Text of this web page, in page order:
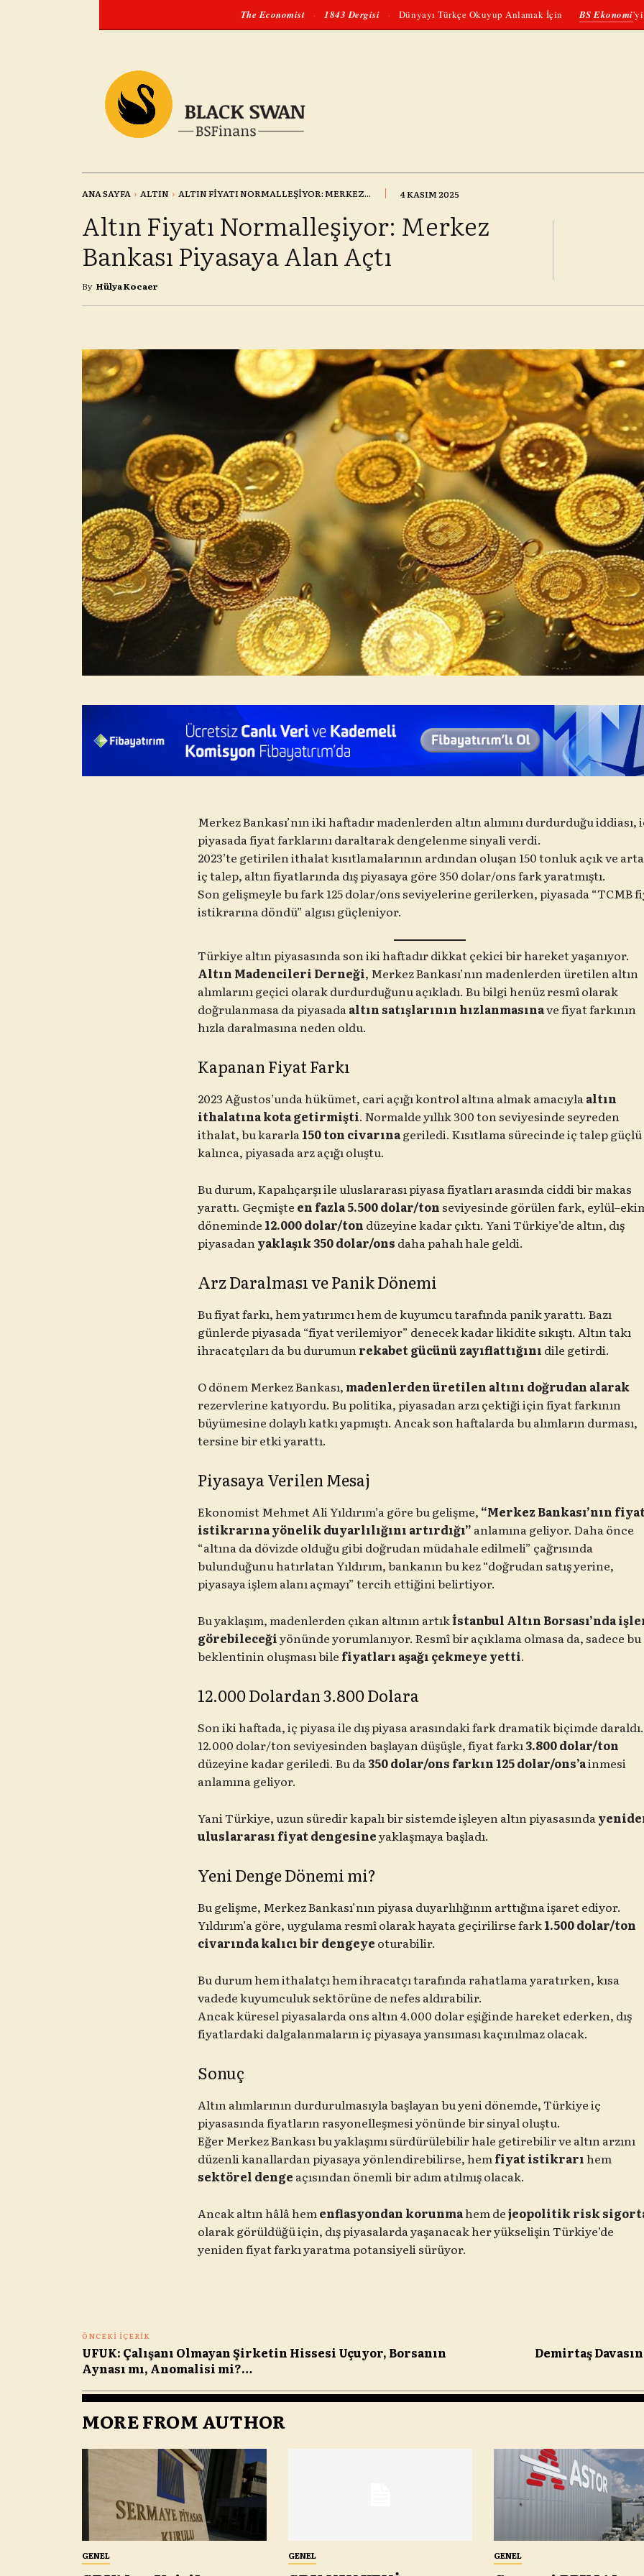
The Economist · 1843 Dergisi · Dünyayı Türkçe Okuyup Anlamak İçin BS Ekonomi
ANA SAYFA ALTIN ALTIN FIYATI NORMALLEŞIYOR: MERKEZ... 4 KASIM 2025
Altın Fiyatı Normalleşiyor: Merkez
Bankası Piyasaya Alan Açtı
By Hülya Kocaer
Merkez Bankası’nın iki haftadır madenlerden altın alımını durdurduğu iddiası,
piyasada fiyat farklarını daraltarak dengelenme sinyali verdi.
2023’te getirilen ithalat kısıtlamalarının ardından oluşan 150 tonluk açık ve
iç talep, altın fiyatlarında dış piyasaya göre 350 dolar/ons fark yaratmıştı.
Son gelişmeyle bu fark 125 dolar/ons seviyelerine gerilerken, piyasada “TCMB
istikrarına döndü” algısı güçleniyor.
Türkiye altın piyasasında son iki haftadır dikkat çekici bir hareket yaşanıyor.
Altın Madencileri Derneği, Merkez Bankası’nın madenlerden üretilen altın
alımlarını geçici olarak durdurduğunu açıkladı. Bu bilgi henüz resmî olarak
doğrulanmasa da piyasadaaltın satışlarının hızlanmasınave fiyat farkının
hızla daralmasına neden oldu.
Kapanan Fiyat Farkı
2023 Ağustos’unda hükümet, cari açığı kontrol altına almak amacıylaaltın
ithalatına kota getirmişti. Normalde yıllık 300 ton seviyesinde seyreden
ithalat, bu kararla150 ton civarınageriledi. Kısıtlama sürecinde iç talep güçlü
kalınca, piyasada arz açığı oluştu.
Bu durum, Kapalıçarşı ile uluslararası piyasa fiyatları arasında ciddi bir makas
yarattı. Geçmişte en fazla 5.500 dolar/ton seviyesinde görülen fark,
döneminde 12.000 dolar/ton düzeyine kadar çıktı. Yani Türkiye’de altın, dış
piyasadanyaklaşık 350 dolar/ons daha pahalı hale geldi.
Arz Daralması ve Panik Dönemi
Bu fiyat farkı, hem yatırımcı hem de kuyumcu tarafında panik yarattı. Bazı
günlerde piyasada “fiyat verilemiyor” denecek kadar likidite sıkıştı. Altın takı
ihracatçıları da bu durumunrekabet gücünü zayıflattığını dile getirdi.
O dönem Merkez Bankası, madenlerden üretilen altını doğrudan alarak
rezervlerine katıyordu. Bu politika, piyasadan arzı çektiği için fiyat farkının
büyümesine dolaylı katkı yapmıştı. Ancak son haftalarda bu alımların durması,
tersine bir etki yarattı.
Piyasaya Verilen Mesaj
Ekonomist Mehmet Ali Yıldırım’a göre bu gelişme, “Merkez Bankası’nın
istikrarına yönelik duyarlılığını artırdığı” anlamına geliyor. Daha önce
“altına da dövizde olduğu gibi doğrudan müdahale edilmeli” çağrısında
bulunduğunu hatırlatan Yıldırım, bankanın bu kez “doğrudan satış yerine,
piyasaya işlem alanı açmayı” tercih ettiğini belirtiyor.
Bu yaklaşım, madenlerden çıkan altının artıkİstanbul Altın Borsası’nda
görebileceğiyönünde yorumlanıyor. Resmî bir açıklama olmasa da, sadece bu
beklentinin oluşması bile fiyatları aşağı çekmeye yetti.
12.000 Dolardan 3.800 Dolara
Son iki haftada, iç piyasa ile dış piyasa arasındaki fark dramatik biçimde daraldı.
12.000 dolar/ton seviyesinden başlayan düşüşle, fiyat farkı3.800 dolar/ton
düzeyine kadar geriledi. Bu da350 dolar/ons farkın 125 dolar/ons’ainmesi
anlamına geliyor.
Yani Türkiye, uzun süredir kapalı bir sistemde işleyen altın piyasasında
uluslararası fiyat dengesineyaklaşmaya başladı.
Yeni Denge Dönemi mi?
Bu gelişme, Merkez Bankası’nın piyasa duyarlılığının arttığına işaret ediyor.
Yıldırım’a göre, uygulama resmî olarak hayata geçirilirse fark1.500 dolar/ton
civarında kalıcı bir dengeye oturabilir.
Bu durum hem ithalatçı hem ihracatçı tarafında rahatlama yaratırken, kısa
vadede kuyumculuk sektörüne de nefes aldırabilir.
Ancak küresel piyasalarda ons altın 4.000 dolar eşiğinde hareket ederken, dış
fiyatlardaki dalgalanmaların iç piyasaya yansıması kaçınılmaz olacak.
Sonuç
Altın alımlarının durdurulmasıyla başlayan bu yeni dönemde, Türkiye iç
piyasasında fiyatların rasyonelleşmesi yönünde bir sinyal oluştu.
Eğer Merkez Bankası bu yaklaşımı sürdürülebilir hale getirebilir ve altın arzını
düzenli kanallardan piyasaya yönlendirebilirse, hemfiyat istikrarıhem
sektörel denge açısından önemli bir adım atılmış olacak.
Ancak altın hâlâ hemenflasyondan korunmahem dejeopolitik risk
olarak görüldüğü için, dış piyasalarda yaşanacak her yükselişin Türkiye’de
yeniden fiyat farkı yaratma potansiyeli sürüyor.
ÖNCEKI İÇERIK
UFUK: Çalışanı Olmayan Şirketin Hissesi Uçuyor, Borsanın
Aynası mı, Anomalisi mi?…
Demirtaş
MORE FROM AUTHOR
GENEL GENEL GENEL